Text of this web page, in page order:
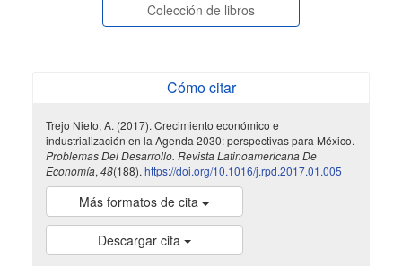
Sustainability in the Curriculum and Operations of
Liliana Avelar-Sosa, Jorge Luis García-Alcaraz, Aidé
Aracely Maldonado-Macías (2019)
Evaluation of Supply Chain Performance. Management
and Industrial Engineering, 373.
10.1007/978-3-319-93876-9_15
Guadalupe Marquez-Velarde, Ceylan Engin, Dudley L.
Colección de libros
Cómo citar
Trejo Nieto, A. (2017). Crecimiento económico e
industrialización en la Agenda 2030: perspectivas para México.
Problemas Del Desarrollo. Revista Latinoamericana De
Economía, 48(188). https://doi.org/10.1016/j.rpd.2017.01.005
Más formatos de cita
Descargar cita